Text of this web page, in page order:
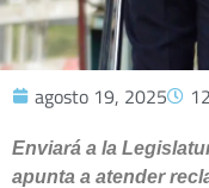
agosto 19, 2025
Enviará a la
apunta a atender